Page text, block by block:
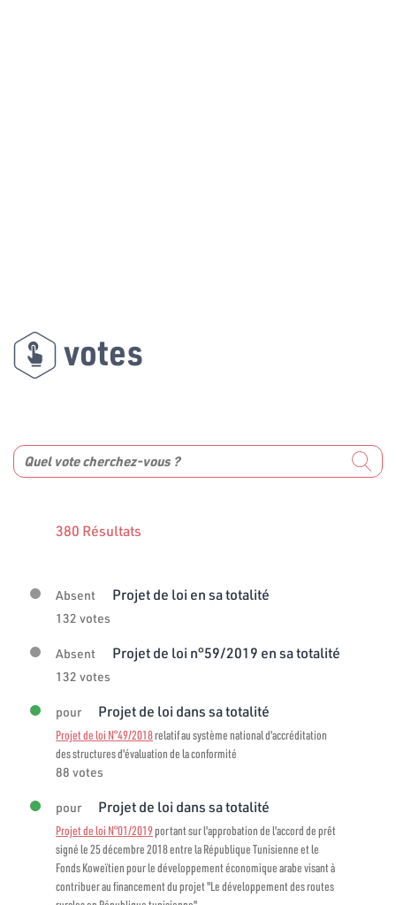
votes
380 Résultats
Absent Projet de loi en sa totalité
132 votes
Absent Projet de loi n°59/2019 en sa totalité
132 votes
pour Projet de loi dans sa totalité
Projet de loi N°49/2018relatif au système national d'accréditation
des structures d'évaluation de la conformité
88 votes
pour Projet de loi dans sa totalité
Projet de loi N°01/2019portant sur l'approbation de l'accord de prêt
signé le 25 décembre 2018 entre la République Tunisienne et le
Fonds Koweïtien pour le développement économique arabe visant à
contribuer au financement du projet "Le développement des routes